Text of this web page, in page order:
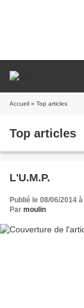
Accueil » Top articles
Top articles
L'U.M.P.
Publié le 08/06/2014
Par moulin